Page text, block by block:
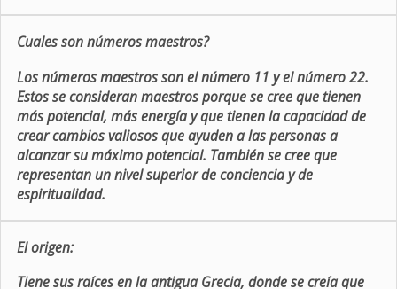
Cuales son números maestros?
Los números maestros son el número 11 y el número 22.
Estos se consideran maestros porque se cree que tienen
más potencial, más energía y que tienen la capacidad de
crear cambios valiosos que ayuden a las personas a
alcanzar su máximo potencial. También se cree que
representan un nivel superior de conciencia y de
espiritualidad.
El origen:
Tiene sus raíces en la antigua Grecia, donde se creía que